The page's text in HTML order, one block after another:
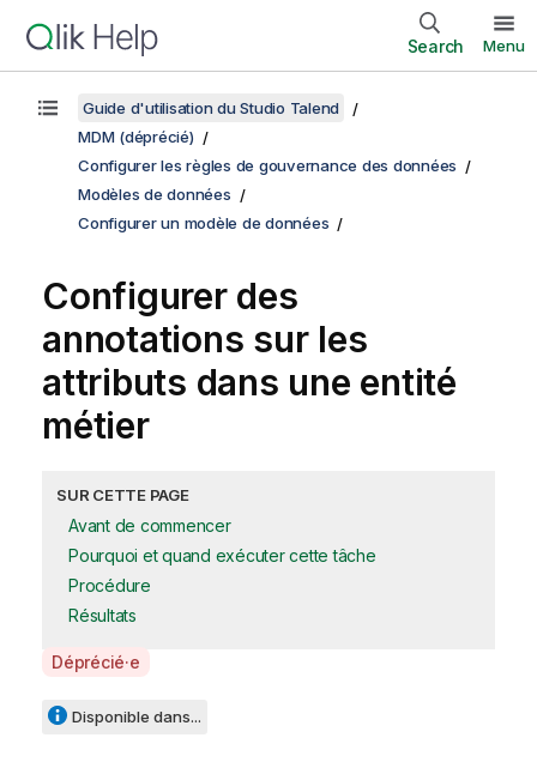
Search Menu
Guide d'utilisation du Studio Talend
MDM (déprécié)
Configurer les règles de gouvernance des données
Modèles de données
Configurer un modèle de données
Configurer des
annotations sur les
attributs dans une entité
métier
SUR CETTE PAGE
Avant de commencer
Pourquoi et quand exécuter cette tâche
Procédure
Résultats
A
a
Déprécié·e
Disponible dans...